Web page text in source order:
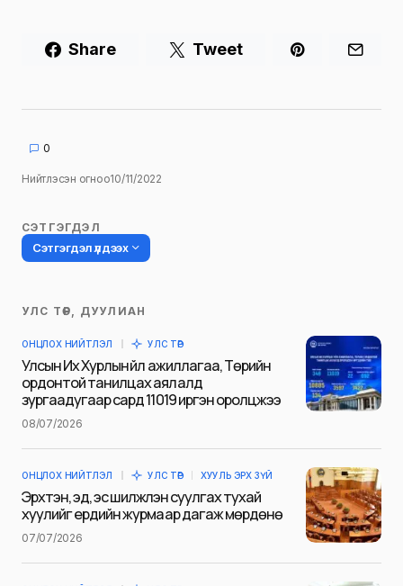
Share Tweet
0
Нийтлэсэн огноо10/11/2022
СЭТГЭГДЭЛ
Сэтгэгдэл үлдээх
Таны имэйл хаягийг нийтлэхгүй.
тэмдэглэсэн
Сэтгэгдэл*
Name
УЛС ТӨР, ДУУЛИАН
ОНЦЛОХ НИЙТЛЭЛ УЛС ТӨР
Улсын Их Хурлын үйл ажиллагаа, Төрийн
ордонтой танилцах аялалд
зургаадугаар сард 11019 иргэн оролцжээ
08/07/2026
ОНЦЛОХ НИЙТЛЭЛ УЛС ТӨР ХУУЛЬ ЭРХ ЗҮЙ
Эрхтэн, эд, эс шилжүүлэн суулгах тухай
хуулийг ердийн журмаар дагаж мөрдөнө
07/07/2026